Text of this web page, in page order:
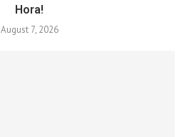
Hora!
August 7, 2026